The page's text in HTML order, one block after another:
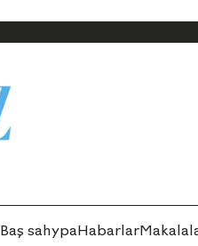
Baş sahypaHabarlar